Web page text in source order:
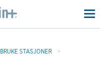
BRUKE STASJONER